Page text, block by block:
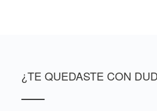
¿TE QUEDASTE CON